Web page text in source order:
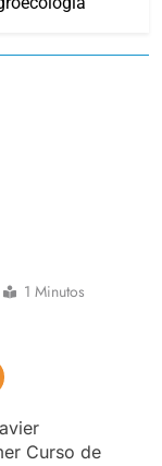
1 Minutos
Curso de